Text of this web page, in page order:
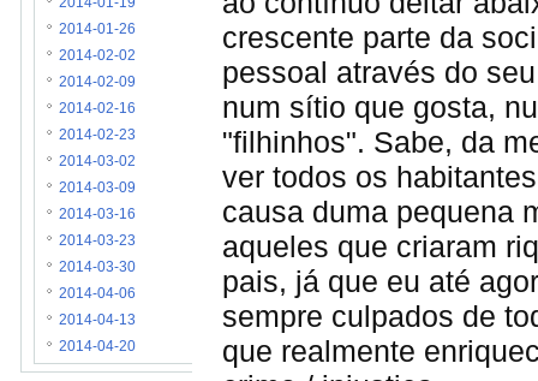
crescente parte da
pessoal através do
num sítio que gosta,
"filhinhos". Sabe, da
ver todos os
causa duma pequena
aqueles que criaram
pais, já que eu até
sempre culpados de
que realmente
2014-01-19
2014-01-26
2014-02-02
2014-02-09
2014-02-16
2014-02-23
2014-03-02
2014-03-09
2014-03-16
2014-03-23
2014-03-30
2014-04-06
2014-04-13
2014-04-20